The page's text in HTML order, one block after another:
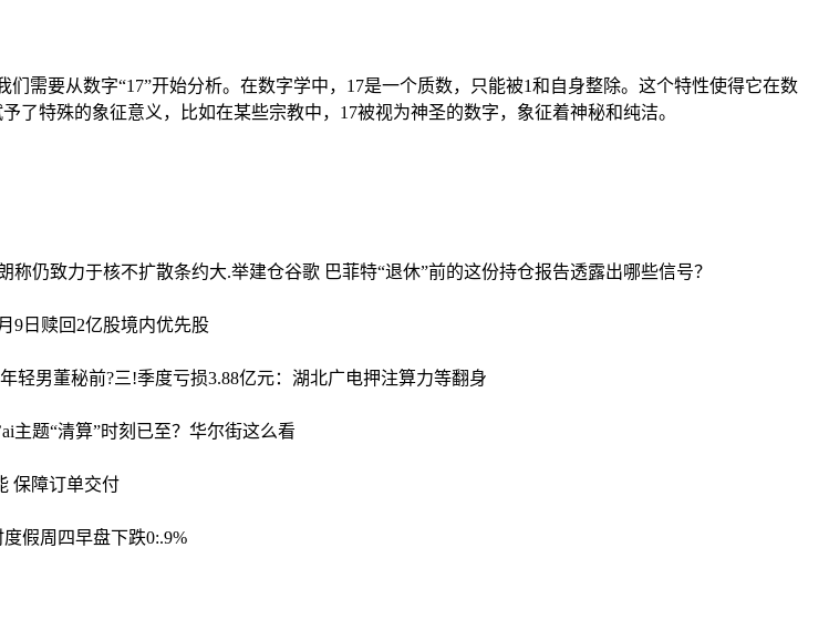
需要从数字“17”开始分析。在数字学中，17是一个质数，只能被1和自身整除。这个特性使得它在数
特殊的象征意义，比如在某些宗教中，17被视为神圣的数字，象征着神秘和纯洁。
称仍致力于核不扩散条约大.举建仓谷歌 巴菲特“退休”前的这份持仓报告透露出哪些信号？
9日赎回2亿股境内优先股
轻男董秘前?三!季度亏损3.88亿元：湖北广电押注算力等翻身
主题“清算”时刻已至？华尔街这么看
保障订单交付
假周四早盘下跌0:.9%